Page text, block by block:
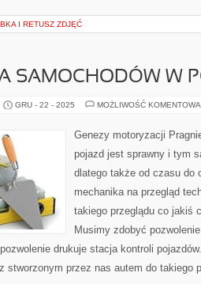
I RETUSZ ZDJĘĆ
SAMOCHODÓW W
GRU - 22 - 2025 MOŻLIWOŚĆ
Genezy motoryzacji
pojazd jest sprawny i tym
dlatego także od czasu do
mechanika na przegląd
takiego przeglądu co jakiś
Musimy zdobyć
drukuje stacja kontroli
stworzonym przez nas autem do takiego